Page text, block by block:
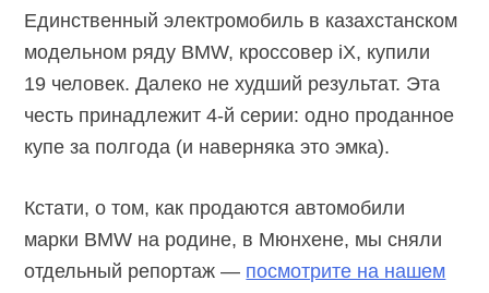
Единственный электромобиль в казахстанском
модельном ряду BMW, кроссовер iX, купили
19 человек. Далеко не худший результат. Эта
честь принадлежит4-й серии: одно проданное
купе за полгода (и наверняка это эмка).
Кстати, о том, как продаются автомобили
марки BMW на родине, в Мюнхене, мы сняли
отдельный репортаж — посмотрите на нашем